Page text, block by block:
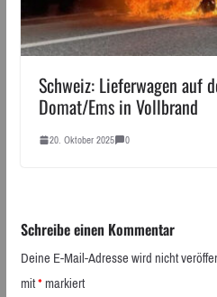
Schweiz: Lieferwagen auf
Domat/Ems in Vollbrand
20. Oktober 2025 0
Schreibe einen Kommentar
Deine E-Mail-Adresse wird nicht
mit*markiert